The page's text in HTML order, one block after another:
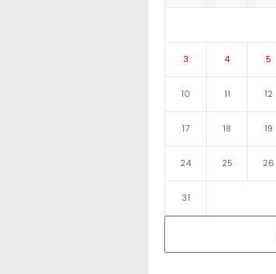
3 4 5
10 11 12
17 18 19
24 25 26
31